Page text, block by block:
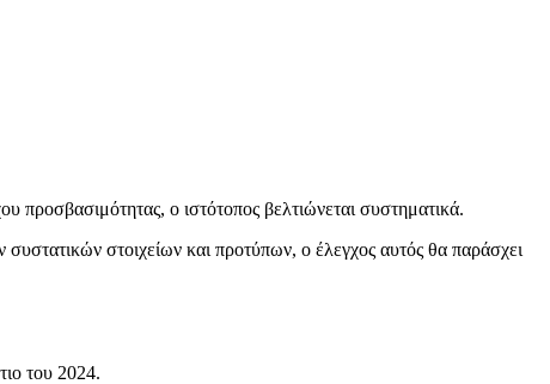
προσβασιμότητας, ο ιστότοπος βελτιώνεται συστηματικά.
στοιχείων και προτύπων, ο έλεγχος αυτός θα παράσχει
του 2024.